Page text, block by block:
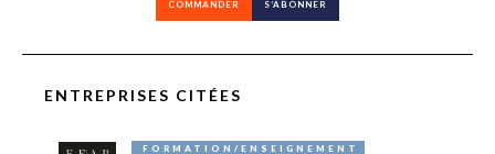
COMMANDER S’ABONNER
ENTREPRISES CITÉES
FORMATION/ENSEIGNEMENT